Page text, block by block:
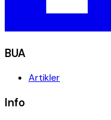
BUA
Artikler
Info